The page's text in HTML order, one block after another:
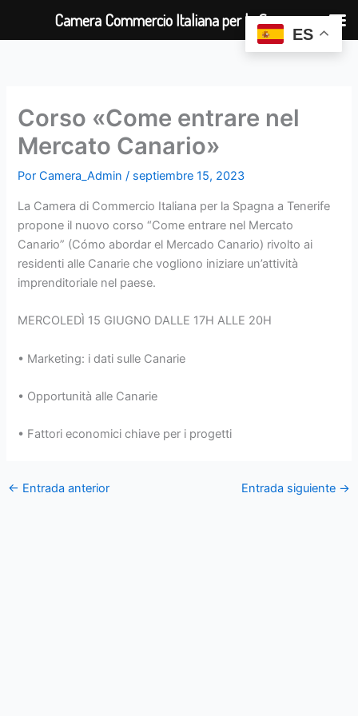
Corso «Come entrare nel
Mercato Canario»
PorCamera_Admin/ septiembre 15, 2023
La Camera di Commercio Italiana per la Spagna a Tenerife
propone il nuovo corso “Come entrare nel Mercato
Canario” (Cómo abordar el Mercado Canario) rivolto ai
residenti alle Canarie che vogliono iniziare un’attività
imprenditoriale nel paese.
MERCOLEDÌ 15 GIUGNO DALLE 17H ALLE 20H
• Marketing: i dati sulle Canarie
• Opportunità alle Canarie
• Fattori economici chiave per i progetti
← Entrada anterior Entrada siguiente →
ES
Camera Commercio Italiana per la Spagna